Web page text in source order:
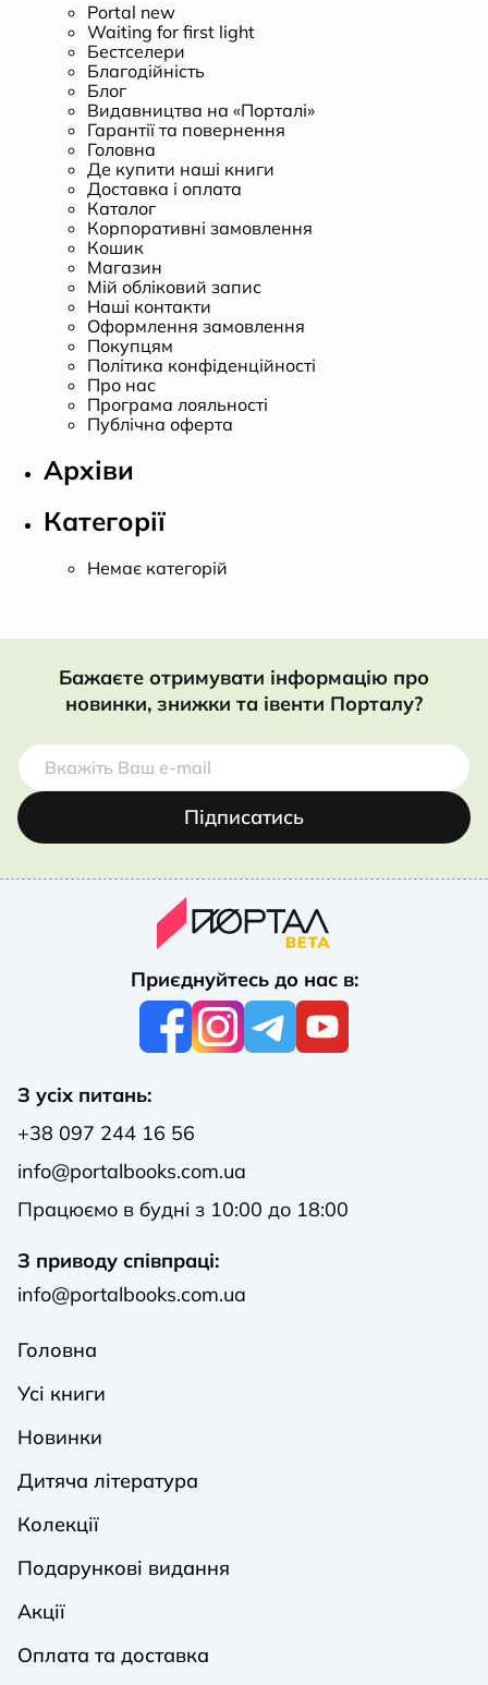
Portal new
Waiting for first light
Бестселери
Благодійність
Блог
Видавництва на «Порталі»
Гарантії та повернення
Головна
Де купити наші книги
Доставка і оплата
Каталог
Корпоративні замовлення
Кошик
Магазин
Мій обліковий запис
Наші контакти
Оформлення замовлення
Покупцям
Політика конфіденційності
Про нас
Програма лояльності
Публічна оферта
Архіви
Категорії
Немає категорій
Бажаєте отримувати інформацію про
новинки, знижки та івенти Порталу?
Підписатись
Приєднуйтесь до нас в:
З усіх питань:
+38 097 244 16 56
info@portalbooks.com.ua
Працюємо в будні з 10:00 до 18:00
З приводу співпраці:
info@portalbooks.com.ua
Головна
Усі книги
Новинки
Дитяча література
Колекції
Подарункові видання
Акції
Оплата та доставка